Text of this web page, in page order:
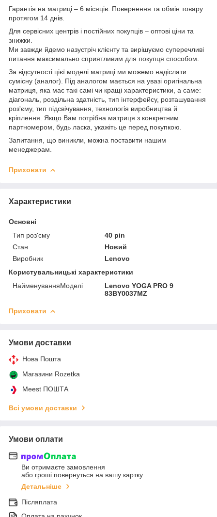
Гарантія на матриці – 6 місяців. Повернення та обмін товару
протягом 14 днів.
Для сервісних центрів і постійних покупців – оптові ціни та
знижки.
Ми завжди йдемо назустріч клієнту та вирішуємо суперечливі
питання максимально сприятливим для покупця способом.
За відсутності цієї моделі матриці ми можемо надіслати
сумісну (аналог). Під аналогом мається на увазі оригінальна
матриця, яка має такі самі чи кращі характеристики, а саме:
діагональ, роздільна здатність, тип інтерфейсу, розташування
роз'єму, тип підсвічування, технологія виробництва й
кріплення. Якщо Вам потрібна матриця з конкретним
партномером, будь ласка, укажіть це перед покупкою.
Запитання, що виникли, можна поставити нашим
менеджерам.
Приховати
Характеристики
Основні
Тип роз'єму
40 pin
Стан
Новий
Виробник
Lenovo
Користувальницькі характеристики
НайменуванняМоделі
Lenovo YOGA PRO 9
83BY0037MZ
Приховати
Умови доставки
Нова Пошта
Магазини Rozetka
Meest ПОШТА
Всі умови доставки
Умови оплати
Ви отримаєте замовлення
або гроші повернуться на вашу картку
Детальніше
Післяплата